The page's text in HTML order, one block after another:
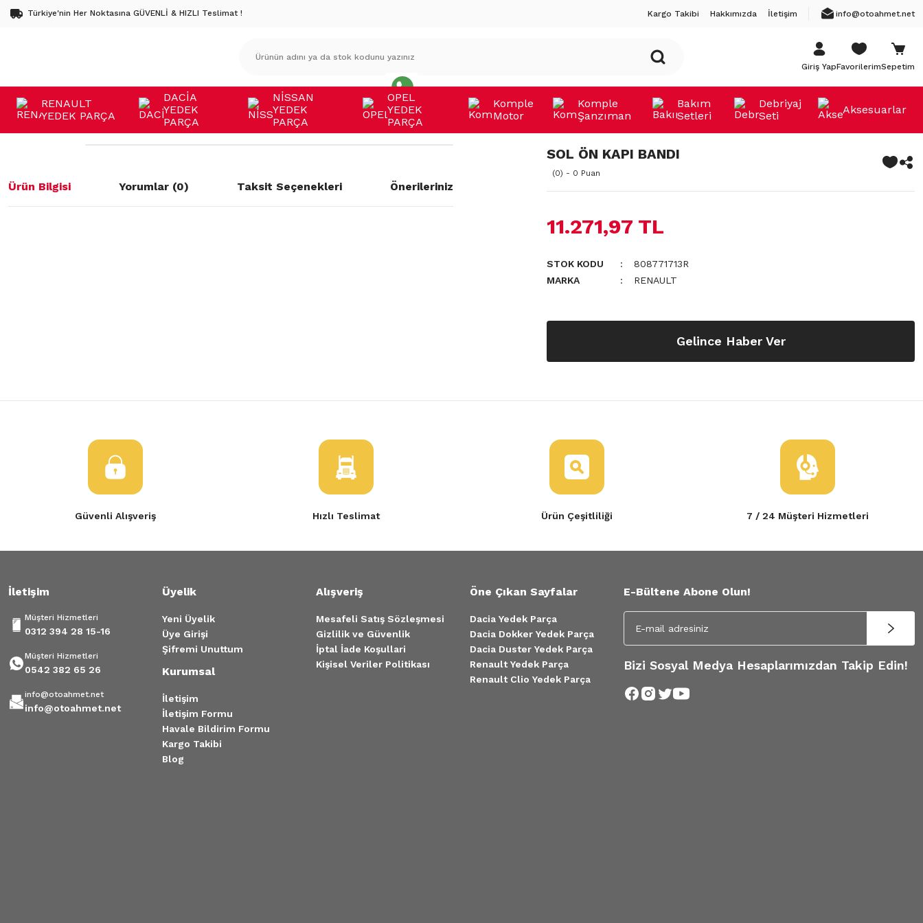
Türkiye'nin Her Noktasına GÜVENLİ & HIZLI Teslimat ! Kargo Takibi Hakkımızda İletişim info@otoahmet.net
Giriş YapFavorilerimSepetim
RENAULT
YEDEK PARÇA
DACİA
YEDEK
PARÇA
NİSSAN
YEDEK
PARÇA
OPEL
YEDEK
PARÇA
Komple
Motor
Komple
Şanzıman
Bakım
Setleri
Debriyaj
Seti
Aksesuarlar
Ürün Bilgisi Yorumlar (0) Taksit Seçenekleri Önerileriniz
SOL ÖN KAPI BANDI
(0) - 0 Puan
11.271,97 TL
STOK KODU
808771713R
MARKA
RENAULT
Gelince Haber Ver
Güvenli Alışveriş Hızlı Teslimat Ürün Çeşitliliği 7 / 24 Müşteri Hizmetleri
İletişim
Müşteri Hizmetleri
0312 394 28 15-16
Müşteri Hizmetleri
0542 382 65 26
info@otoahmet.net
info@otoahmet.net
Üyelik
Yeni Üyelik
Üye Girişi
Şifremi Unuttum
Kurumsal
İletişim
İletişim Formu
Havale Bildirim Formu
Kargo Takibi
Blog
Alışveriş
Mesafeli Satış Sözleşmesi
Gizlilik ve Güvenlik
İptal İade Koşullari
Kişisel Veriler Politikası
Öne Çıkan Sayfalar
Dacia Yedek Parça
Dacia Dokker Yedek Parça
Dacia Duster Yedek Parça
Renault Yedek Parça
Renault Clio Yedek Parça
E-Bültene Abone Olun!
Bizi Sosyal Medya Hesaplarımızdan Takip Edin!